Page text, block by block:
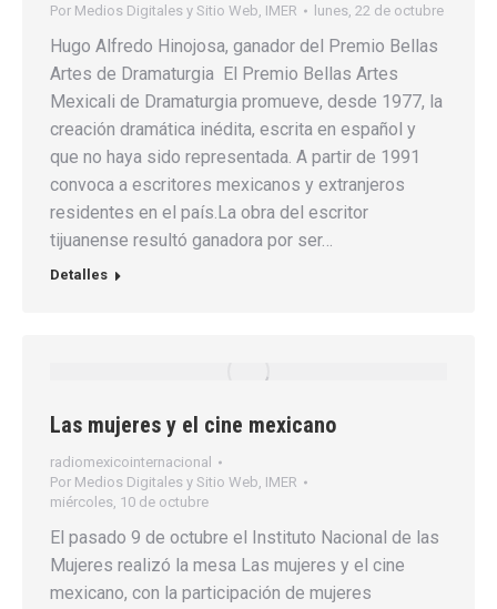
Por Medios Digitales y Sitio Web, IMER lunes, 22 de octubre
Hugo Alfredo Hinojosa, ganador del Premio Bellas
Artes de Dramaturgia El Premio Bellas Artes
Mexicali de Dramaturgia promueve, desde 1977, la
creación dramática inédita, escrita en español y
que no haya sido representada. A partir de 1991
convoca a escritores mexicanos y extranjeros
residentes en el país.La obra del escritor
tijuanense resultó ganadora por ser…
Detalles
Las mujeres y el cine mexicano
radiomexicointernacional
Por Medios Digitales y Sitio Web, IMER
miércoles, 10 de octubre
El pasado 9 de octubre el Instituto Nacional de las
Mujeres realizó la mesa Las mujeres y el cine
mexicano, con la participación de mujeres